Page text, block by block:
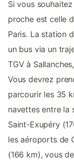
Si vous
proche est celle
Paris. La station
un bus via un
TGV à
Vous devrez
parcourir les 35
navettes entre la
Saint-Exupéry
les aéroports de
(166 km), vous